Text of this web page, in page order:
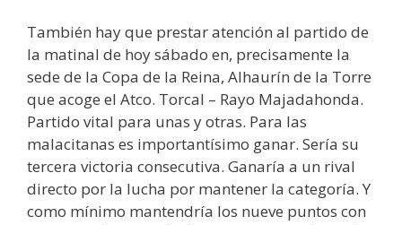
También hay que prestar atención al partido de
la matinal de hoy sábado en, precisamente la
sede de la Copa de la Reina, Alhaurín de la Torre
que acoge el Atco. Torcal – Rayo Majadahonda.
Partido vital para unas y otras. Para las
malacitanas es importantísimo ganar. Sería su
tercera victoria consecutiva. Ganaría a un rival
directo por la lucha por mantener la categoría. Y
como mínimo mantendría los nueve puntos con